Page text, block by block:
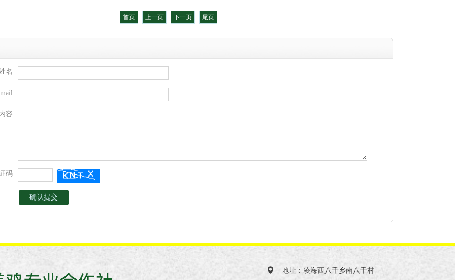
首页 上一页 下一页 尾页
名
容
码
地址：凌海西八千乡南八千村